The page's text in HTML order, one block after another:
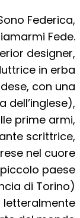
Federica,
Fede.
designer,
in erba
con una
dell’inglese),
prime armi,
scrittrice,
nel cuore
paese
di Torino)
letteralmente